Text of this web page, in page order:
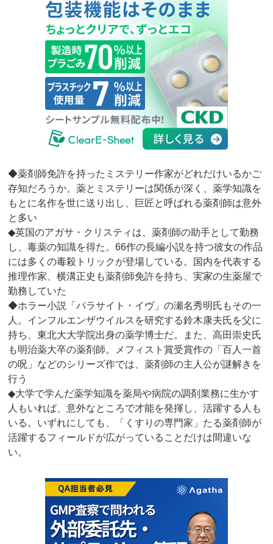
◆薬剤師免許を持ったミステリー作家がどれだけいるかご
存知だろうか。薬とミステリーは関係が深く、薬学知識を
もとに名作を世に送り出し、巨匠と呼ばれる薬剤師は意外
と多い
◆英国のアガサ・クリスティは、薬剤師の助手として勤務
し、毒薬の知識を得た。66作の長編小説を持つ彼女の作品
には多くの毒殺トリックが登場している。国内を代表する
推理作家、横溝正史も薬剤師免許を持ち、実家の生薬屋で
勤務していた
◆ホラー小説「パラサイト・イヴ」の瀬名秀明氏もその一
人。インフルエンザウイルスを研究する鈴木康夫氏を父に
持ち、東北大大学院出身の薬学博士だ。また、高田崇史氏
も明治薬大卒の薬剤師。メフィスト賞受賞作の「百人一首
の呪」などのシリーズ作では、薬剤師の主人公が謎解きを
行う
◆大学で学んだ薬学知識を薬局や病院の調剤業務に生かす
人もいれば、意外なところで才能を発揮し、活躍する人も
いる。いずれにしても、「くすりの専門家」たる薬剤師が
活躍するフィールドが広がっていることだけは間違いな
い。